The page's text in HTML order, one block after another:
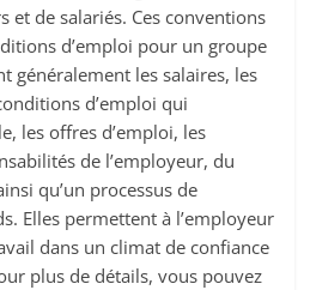
et de salariés. Ces conventions
d’emploi pour un groupe
généralement les salaires, les
d’emploi qui
les offres d’emploi, les
de l’employeur, du
qu’un processus de
Elles permettent à l’employeur
dans un climat de confiance
plus de détails, vous pouvez